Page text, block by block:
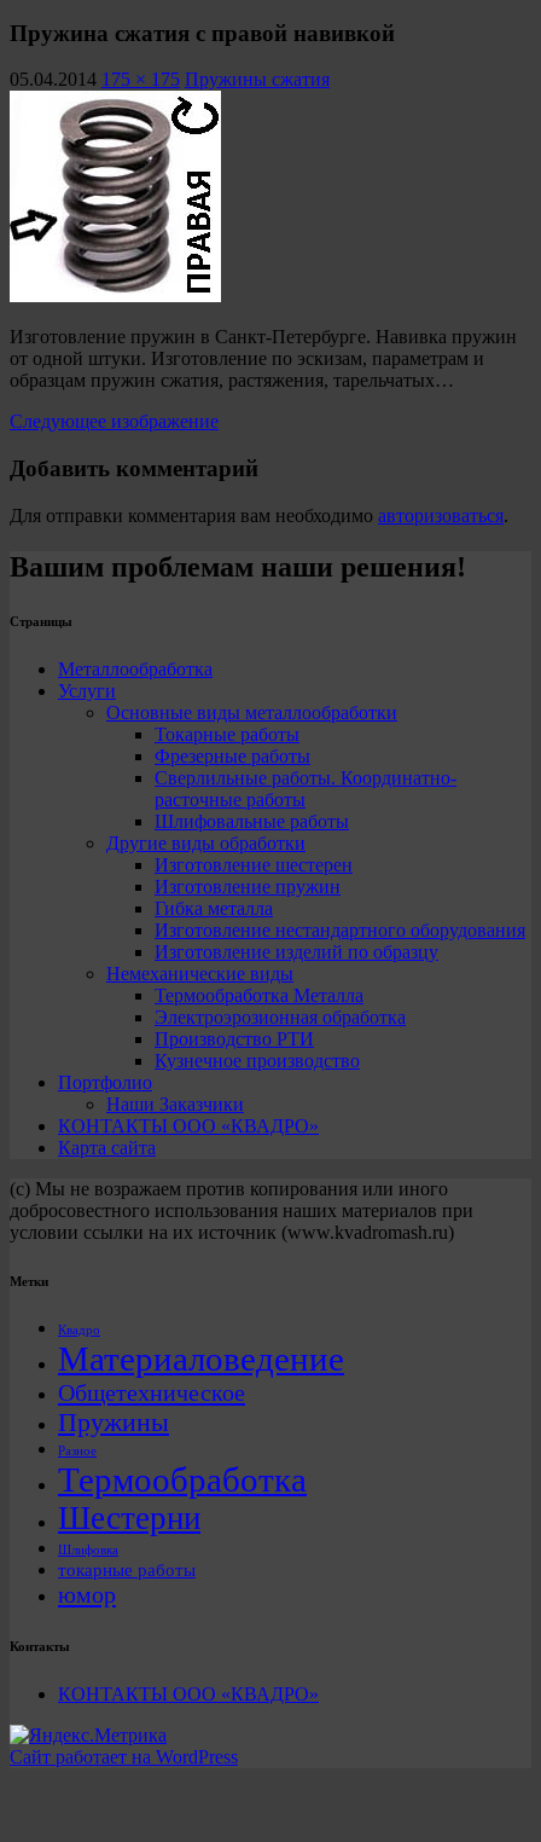
Пружина сжатия с правой навивкой
05.04.2014 175 × 175 Пружины сжатия
Изготовление пружин в Санкт-Петербурге. Навивка пружин
от одной штуки. Изготовление по эскизам, параметрам и
образцам пружин сжатия, растяжения, тарельчатых…
Следующее изображение
Добавить комментарий
Для отправки комментария вам необходимо авторизоваться.
Вашим проблемам наши решения!
Страницы
Металлообработка
Услуги
Основные виды металлообработки
Токарные работы
Фрезерные работы
Сверлильные работы. Координатно-
расточные работы
Шлифовальные работы
Другие виды обработки
Изготовление шестерен
Изготовление пружин
Гибка металла
Изготовление нестандартного оборудования
Изготовление изделий по образцу
Немеханические виды
Термообработка Металла
Электроэрозионная обработка
Производство РТИ
Кузнечное производство
Портфолио
Наши Заказчики
КОНТАКТЫ ООО «КВАДРО»
Карта сайта
(с) Мы не возражаем против копирования или иного
добросовестного использования наших материалов при
условии ссылки на их источник (www.kvadromash.ru)
Метки
Квадро
Материаловедение
Общетехническое
Пружины
Разное
Термообработка
Шестерни
Шлифовка
токарные работы
юмор
Контакты
КОНТАКТЫ ООО «КВАДРО»
Сайт работает на WordPress